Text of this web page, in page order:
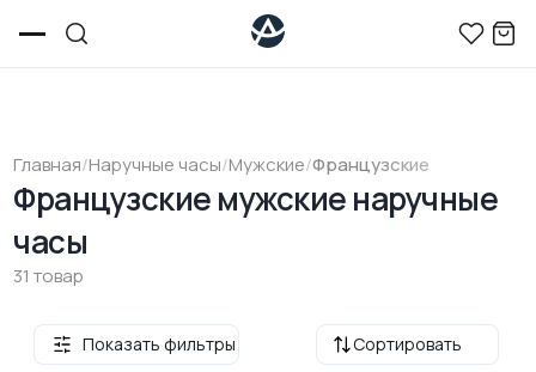
Главная/Наручные часы/Мужские/Французские
Французские мужские наручные
часы
31 товар
Сортировать
Показать фильтры